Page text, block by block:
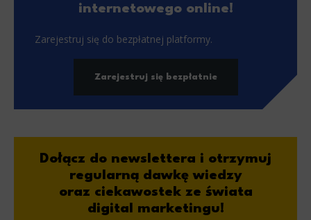
internetowego online!
Zarejestruj się do bezpłatnej platformy.
Zarejestruj się bezpłatnie
Dołącz do newslettera i otrzymuj
regularną dawkę wiedzy
oraz ciekawostek ze świata
digital marketingu!